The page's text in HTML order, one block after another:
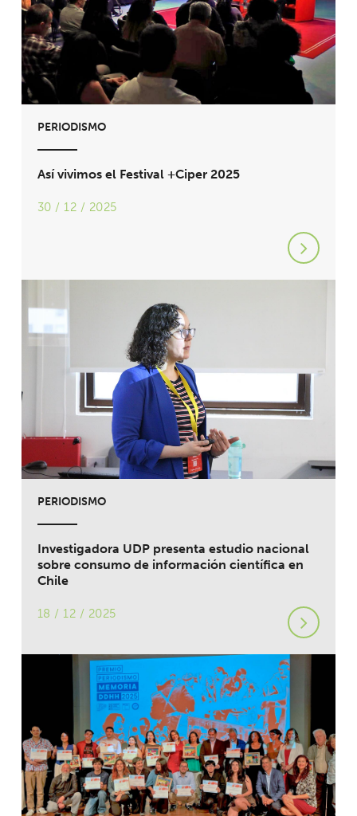
PERIODISMO
Así vivimos el Festival +Ciper 2025
30 / 12 / 2025
PERIODISMO
Investigadora UDP presenta estudio nacional
sobre consumo de información científica en
Chile
18 / 12 / 2025